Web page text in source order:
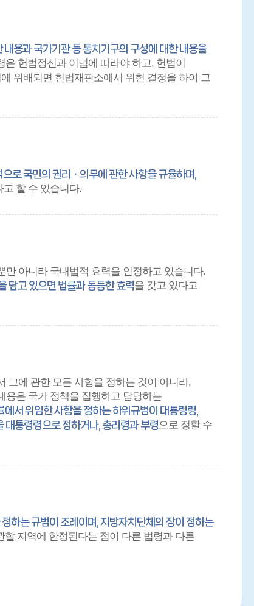
용과 국가기관 등 통치기구의 구성에 대한 내용을
헌법정신과 이념에 따라야 하고, 헌법이
위배되면 헌법재판소에서 위헌 결정을 하여 그
로 국민의 권리ㆍ의무에 관한 사항을 규율하며,
고 할 수 있습니다.
아니라 국내법적 효력을 인정하고 있습니다.
담고 있으면 법률과 동등한 효력을 갖고 있다고
그에 관한 모든 사항을 정하는 것이 아니라,
용은 국가 정책을 집행하고 담당하는
에서 위임한 사항을 정하는 하위규범이 대통령령,
대통령령으로 정하거나, 총리령과 부령으로 정할 수
하는 규범이 조례이며, 지방자치단체의 장이 정하는
지역에 한정된다는 점이 다른 법령과 다른